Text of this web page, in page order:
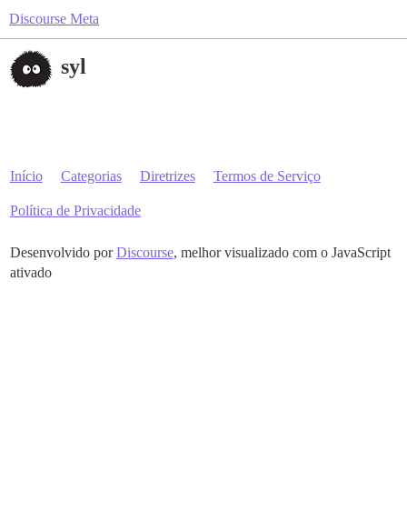
Discourse Meta
syl
Início Categorias Diretrizes Termos de Serviço
Política de Privacidade
Desenvolvido porDiscourse, melhor visualizado com o JavaScript
ativado